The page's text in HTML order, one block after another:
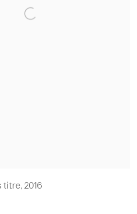
titre, 2016